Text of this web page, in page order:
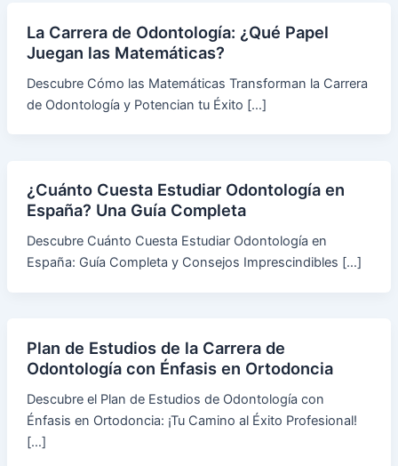
La Carrera de Odontología: ¿Qué Papel
Juegan las Matemáticas?
Descubre Cómo las Matemáticas Transforman la Carrera
de Odontología y Potencian tu Éxito […]
¿Cuánto Cuesta Estudiar Odontología en
España? Una Guía Completa
Descubre Cuánto Cuesta Estudiar Odontología en
España: Guía Completa y Consejos Imprescindibles […]
Plan de Estudios de la Carrera de
Odontología con Énfasis en Ortodoncia
Descubre el Plan de Estudios de Odontología con
Énfasis en Ortodoncia: ¡Tu Camino al Éxito Profesional!
[…]